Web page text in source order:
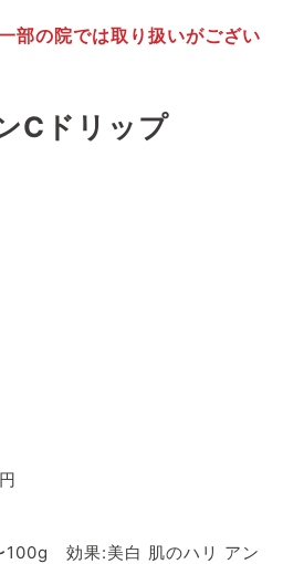
部の院では取り扱いがござい
Cドリップ
100g 効果:美白 肌のハリ アン